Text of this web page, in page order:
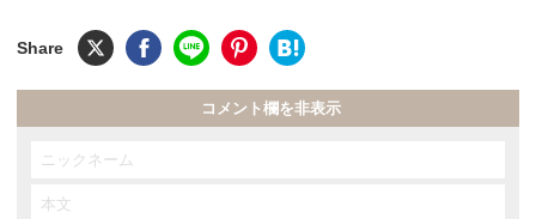
コメント欄を非表示